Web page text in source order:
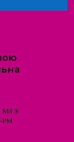
ми з